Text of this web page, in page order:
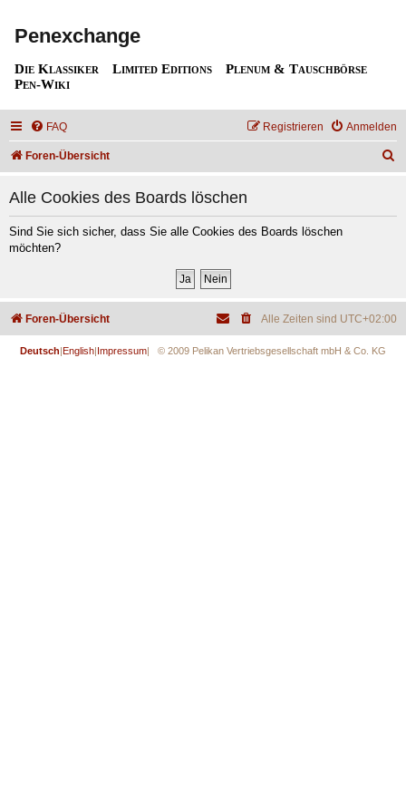
Penexchange
Die Klassiker Limited Editions
Plenum & Tauschbörse
Pen-Wiki
FAQ Anmelden
Registrieren
Foren-Übersicht
Alle Cookies des Boards löschen
Sind Sie sich sicher, dass Sie alle Cookies des Boards löschen
möchten?
Foren-Übersicht Alle Zeiten sind UTC+02:00
Deutsch|English|Impressum| © 2009 Pelikan Vertriebsgesellschaft mbH & Co. KG